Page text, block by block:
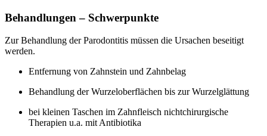
Behandlungen – Schwerpunkte
Zur Behandlung der Parodontitis müssen die Ursachen beseitigt
werden.
Entfernung von Zahnstein und Zahnbelag
Behandlung der Wurzeloberflächen bis zur Wurzelglättung
bei kleinen Taschen im Zahnfleisch nichtchirurgische
Therapien u.a. mit Antibiotika